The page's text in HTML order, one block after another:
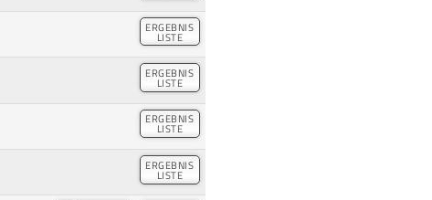
ERGEBNIS
LISTE
ERGEBNIS
LISTE
ERGEBNIS
LISTE
ERGEBNIS
LISTE